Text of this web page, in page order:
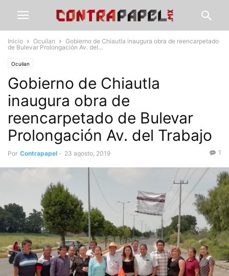
Inicio Ocuilan
Gobierno de Chiautla inaugura obra de reencarpetado
de Bulevar Prolongación Av. del...
Ocuilan
Gobierno de Chiautla
inaugura obra de
reencarpetado de Bulevar
Prolongación Av. del Trabajo
Por Contrapapel - 23 agosto, 2019 1